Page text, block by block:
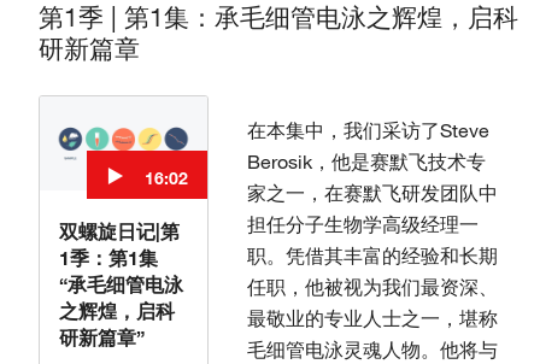
第1季 | 第1集：承毛细管电泳之辉煌，启科
研新篇章
16:02
双螺旋日记|第
1季：第1集
“承毛细管电泳
之辉煌，启科
研新篇章”
在本集中，我们采访了Steve
Berosik，他是赛默飞技术专
家之一，在赛默飞研发团队中
担任分子生物学高级经理一
职。凭借其丰富的经验和长期
任职，他被视为我们最资深、
最敬业的专业人士之一，堪称
毛细管电泳灵魂人物。他将与